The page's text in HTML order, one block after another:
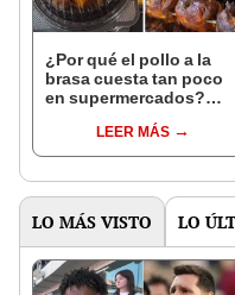
¿Por qué el pollo a la
brasa cuesta tan poco
en supermercados?
LEER MÁS
LO MÁS VISTO LO